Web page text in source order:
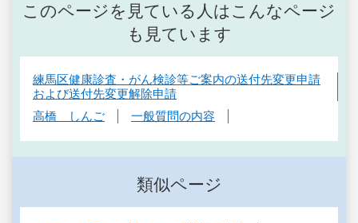
このページを見ている人はこんなページ
も見ています
練馬区健康診査・がん検診等ご案内の送付先変更申請
および送付先変更解除申請
高橋 しんご
一般質問の内容
類似ページ